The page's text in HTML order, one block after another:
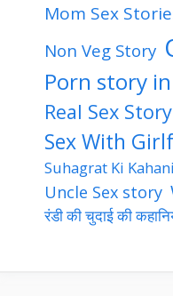
Mom Sex
Non Veg Story
Porn story
Real Sex Story
Sex With
Suhagrat Ki Kahani
Uncle Sex story
रंडी की चुदाई की